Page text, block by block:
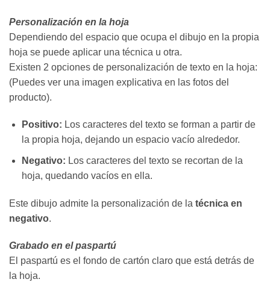
Personalización en la hoja
Dependiendo del espacio que ocupa el dibujo en la propia
hoja se puede aplicar una técnica u otra.
Existen 2 opciones de personalización de texto en la hoja:
(Puedes ver una imagen explicativa en las fotos del
producto).
Positivo: Los caracteres del texto se forman a partir de
la propia hoja, dejando un espacio vacío alrededor.
Negativo: Los caracteres del texto se recortan de la
hoja, quedando vacíos en ella.
Este dibujo admite la personalización de la técnica en
negativo.
Grabado en el paspartú
El paspartú es el fondo de cartón claro que está detrás de
la hoja.